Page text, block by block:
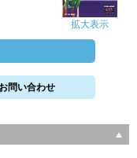
拡大表示
問い合わせ